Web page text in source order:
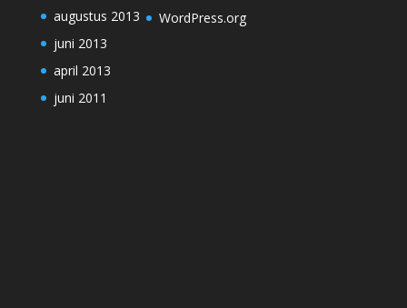
augustus 2013
juni 2013
april 2013
juni 2011
WordPress.org